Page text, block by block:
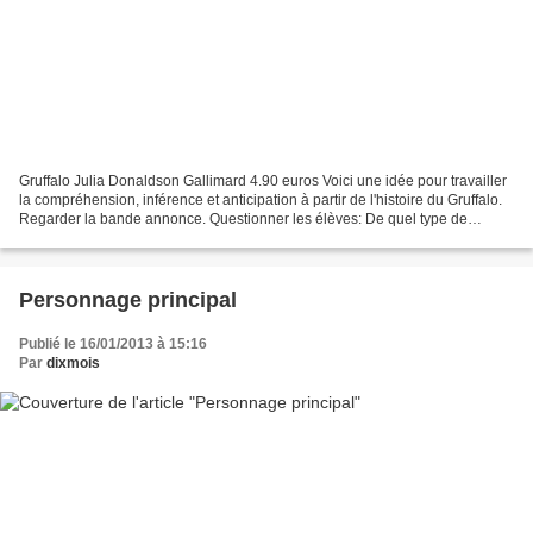
Gruffalo Julia Donaldson Gallimard 4.90 euros Voici une idée pour travailler
la compréhension, inférence et anticipation à partir de l'histoire du Gruffalo.
Regarder la bande annonce. Questionner les élèves: De quel type de
Personnage principal
Publié le 16/01/2013 à 15:16
Par dixmois